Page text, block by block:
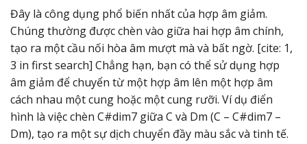
Đây là công dụng phổ biến nhất của hợp âm giảm.
Chúng thường được chèn vào giữa hai hợp âm chính,
tạo ra một cầu nối hòa âm mượt mà và bất ngờ. [cite: 1,
3 in first search] Chẳng hạn, bạn có thể sử dụng hợp
âm giảm để chuyển từ một hợp âm lên một hợp âm
cách nhau một cung hoặc một cung rưỡi. Ví dụ điển
hình là việc chèn C#dim7 giữa C và Dm (C – C#dim7 –
Dm), tạo ra một sự dịch chuyển đầy màu sắc và tinh tế.